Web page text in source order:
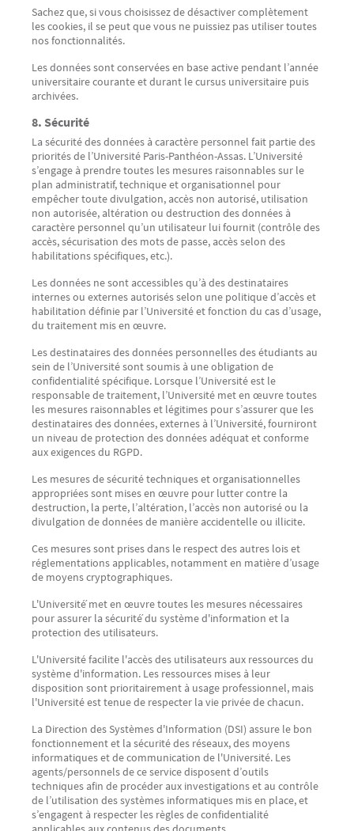
Sachez que, si vous choisissez de désactiver complètement
les cookies, il se peut que vous ne puissiez pas utiliser toutes
nos fonctionnalités.
Les données sont conservées en base active pendant l’année
universitaire courante et durant le cursus universitaire puis
archivées.
8. Sécurité
La sécurité des données à caractère personnel fait partie des
priorités de l’Université Paris-Panthéon-Assas. L’Université
s’engage à prendre toutes les mesures raisonnables sur le
plan administratif, technique et organisationnel pour
empêcher toute divulgation, accès non autorisé, utilisation
non autorisée, altération ou destruction des données à
caractère personnel qu’un utilisateur lui fournit (contrôle des
accès, sécurisation des mots de passe, accès selon des
habilitations spécifiques, etc.).
Les données ne sont accessibles qu’à des destinataires
internes ou externes autorisés selon une politique d’accès et
habilitation définie par l’Université et fonction du cas d’usage,
du traitement mis en œuvre.
Les destinataires des données personnelles des étudiants au
sein de l’Université sont soumis à une obligation de
confidentialité spécifique. Lorsque l’Université est le
responsable de traitement, l’Université met en œuvre toutes
les mesures raisonnables et légitimes pour s’assurer que les
destinataires des données, externes à l’Université, fourniront
un niveau de protection des données adéquat et conforme
aux exigences du RGPD.
Les mesures de sécurité techniques et organisationnelles
appropriées sont mises en œuvre pour lutter contre la
destruction, la perte, l’altération, l’accès non autorisé ou la
divulgation de données de manière accidentelle ou illicite.
Ces mesures sont prises dans le respect des autres lois et
réglementations applicables, notamment en matière d’usage
de moyens cryptographiques.
L'Université́ met en œuvre toutes les mesures nécessaires
pour assurer la sécurité́ du système d'information et la
protection des utilisateurs.
L'Université facilite l'accès des utilisateurs aux ressources du
système d'information. Les ressources mises à leur
disposition sont prioritairement à usage professionnel, mais
l'Université est tenue de respecter la vie privée de chacun.
La Direction des Systèmes d'Information (DSI) assure le bon
fonctionnement et la sécurité des réseaux, des moyens
informatiques et de communication de l'Université. Les
agents/personnels de ce service disposent d’outils
techniques afin de procéder aux investigations et au contrôle
de l’utilisation des systèmes informatiques mis en place, et
s’engagent à respecter les règles de confidentialité